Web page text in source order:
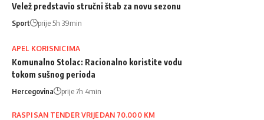
Velež predstavio stručni štab za novu sezonu
Sport prije 5h 39min
APEL KORISNICIMA
Komunalno Stolac: Racionalno koristite vodu
tokom sušnog perioda
Hercegovina prije 7h 4min
RASPISAN TENDER VRIJEDAN 70.000 KM